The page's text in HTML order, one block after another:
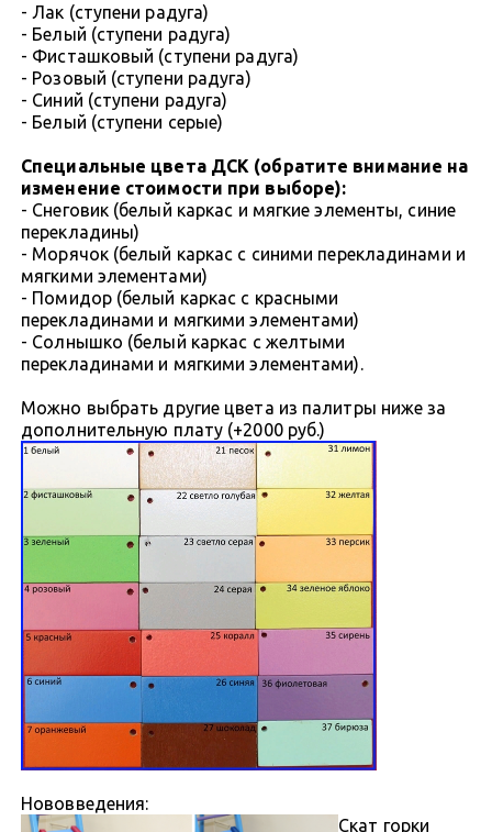
- Лак (ступени радуга)
- Белый (ступени радуга)
- Фисташковый (ступени радуга)
- Розовый (ступени радуга)
- Синий (ступени радуга)
- Белый (ступени серые)
Специальные цвета ДСК (обратите внимание на
изменение стоимости при выборе):
- Снеговик (белый каркас и мягкие элементы, синие
перекладины)
- Морячок (белый каркас с синими перекладинами и
мягкими элементами)
- Помидор (белый каркас с красными
перекладинами и мягкими элементами)
- Солнышко (белый каркас с желтыми
перекладинами и мягкими элементами).
Можно выбрать другие цвета из палитры ниже за
дополнительную плату (+2000 руб.)
Нововведения:
Скат горки